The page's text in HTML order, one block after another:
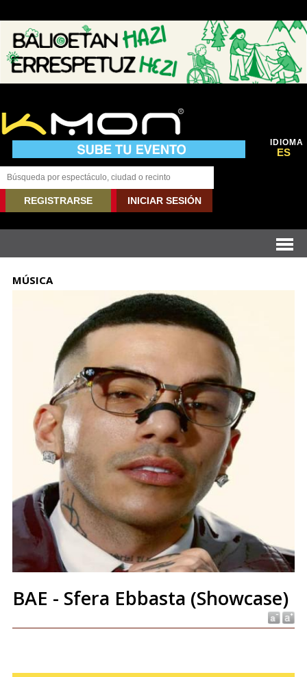
IDIOMA
ES
REGISTRARSE INICIAR SESIÓN
MÚSICA
BAE - Sfera Ebbasta (Showcase)